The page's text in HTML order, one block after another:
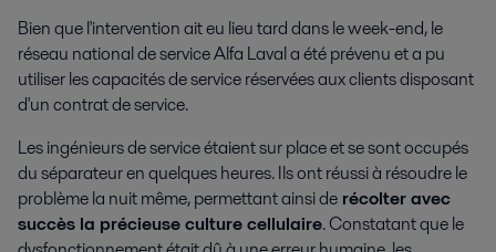
Bien que l'intervention ait eu lieu tard dans le week-end, le
réseau national de service Alfa Laval a été prévenu et a pu
utiliser les capacités de service réservées aux clients disposant
d'un contrat de service.
Les ingénieurs de service étaient sur place et se sont occupés
du séparateur en quelques heures. Ils ont réussi à résoudre le
problème la nuit même, permettant ainsi de récolter avec
succès la précieuse culture cellulaire. Constatant que le